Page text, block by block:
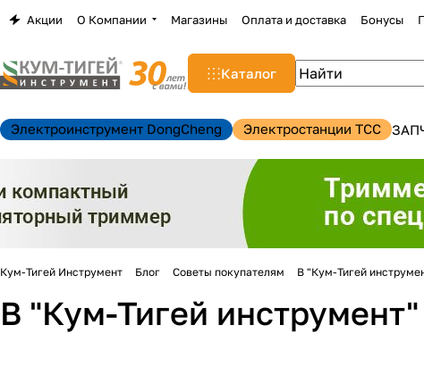
Акции О Компании Магазины Оплата и доставка Бонусы
Каталог
Электроинструмент DongCheng Электростанции TCC
Кум-Тигей Инструмент Блог Советы покупателям В "Кум-Тигей
В "Кум-Тигей